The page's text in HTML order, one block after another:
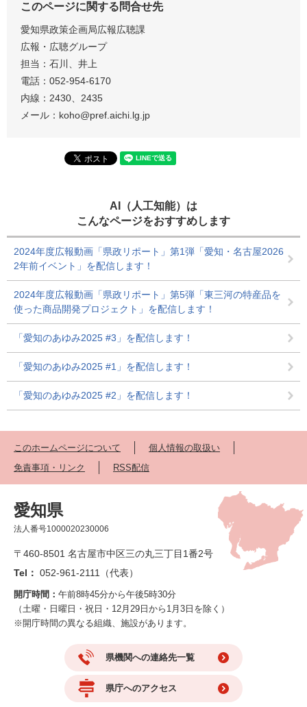
このページに関する問合せ先
愛知県政策企画局広報広聴課
広報・広聴グループ
担当：石川、井上
電話：052-954-6170
内線：2430、2435
メール：koho@pref.aichi.lg.jp
AI（人工知能）は
こんなページをおすすめします
2024年度広報動画「県政リポート」第1弾「愛知・名古屋2026
2年前イベント」を配信します！
2024年度広報動画「県政リポート」第5弾「東三河の特産品を
使った商品開発プロジェクト」を配信します！
「愛知のあゆみ2025 #3」を配信します！
「愛知のあゆみ2025 #1」を配信します！
「愛知のあゆみ2025 #2」を配信します！
このホームページについて
個人情報の取扱い
免責事項・リンク
RSS配信
愛知県
法人番号1000020230006
〒460-8501 名古屋市中区三の丸三丁目1番2号
Tel： 052-961-2111（代表）
開庁時間： 午前8時45分から午後5時30分
（土曜・日曜日・祝日・12月29日から1月3日を除く）
※開庁時間の異なる組織、施設があります。
県機関への連絡先一覧
県庁へのアクセス